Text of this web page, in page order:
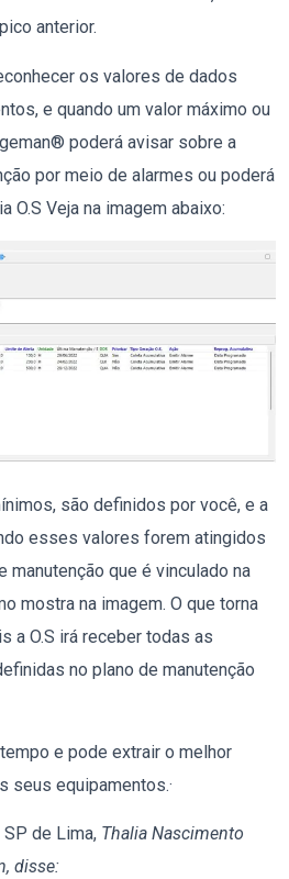
anterior.
os valores de dados
e quando um valor máximo ou
poderá avisar sobre a
por meio de alarmes ou poderá
O.S Veja na imagem abaixo:
são definidos por você, e a
esses valores forem atingidos
manutenção que é vinculado na
mostra na imagem. O que torna
a O.S irá receber todas as
no plano de manutenção
e pode extrair o melhor
seus equipamentos.·
de Lima, Thalia Nascimento
disse: